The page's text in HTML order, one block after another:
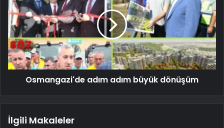
Osmangazi'de adım adım büyük dönüşüm
İlgili Makaleler